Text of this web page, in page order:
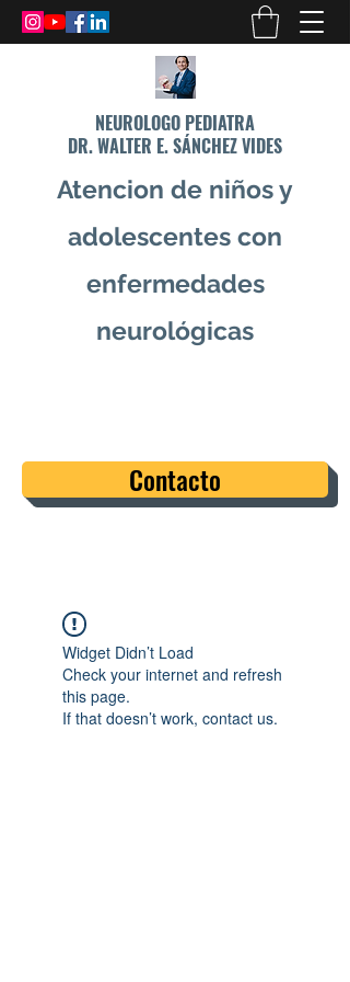
NEUROLOGO PEDIATRA
DR. WALTER E. SÁNCHEZ VIDES
Atencion de niños y
adolescentes con
enfermedades
neurológicas
Contacto
Widget Didn’t Load
Check your internet and refresh
this page.
If that doesn’t work, contact us.